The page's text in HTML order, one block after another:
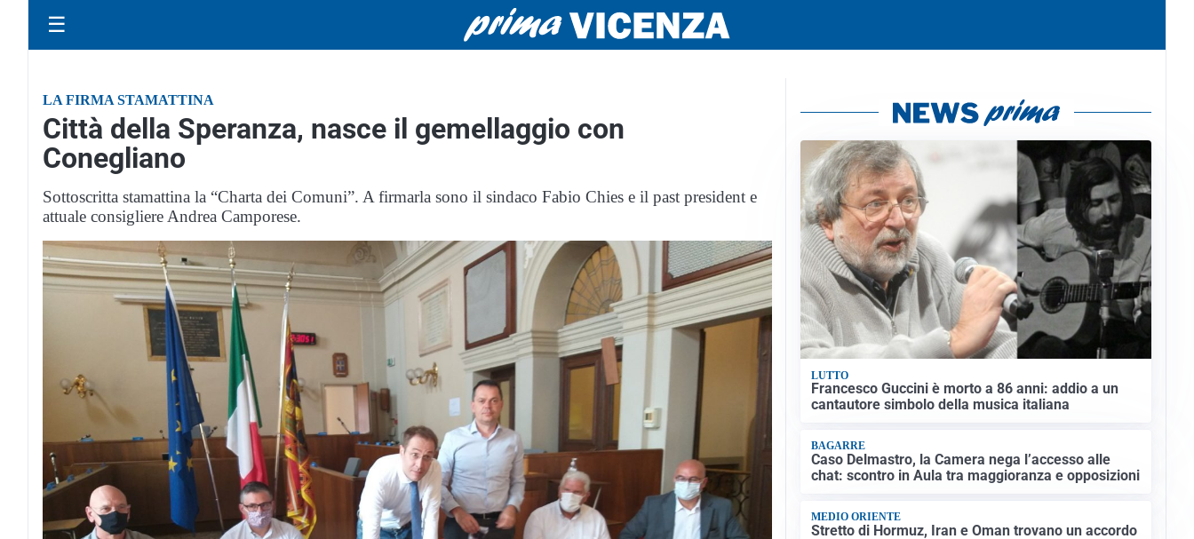
☰
LA FIRMA STAMATTINA
Città della Speranza, nasce il gemellaggio con
Conegliano
Sottoscritta stamattina la “Charta dei Comuni”. A firmarla sono il sindaco Fabio Chies e il past president e
attuale consigliere Andrea Camporese.
LUTTO
Francesco Guccini è morto a 86 anni: addio a un
cantautore simbolo della musica italiana
BAGARRE
Caso Delmastro, la Camera nega l’accesso alle
chat: scontro in Aula tra maggioranza e opposizioni
MEDIO ORIENTE
Stretto di Hormuz, Iran e Oman trovano un accordo